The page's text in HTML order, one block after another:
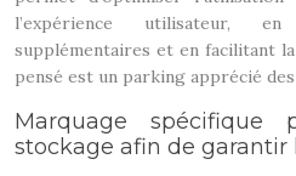
l’expérience utilisateur,
supplémentaires et en facilitant
pensé est un parking apprécié
Marquage
stockage afin de garantir